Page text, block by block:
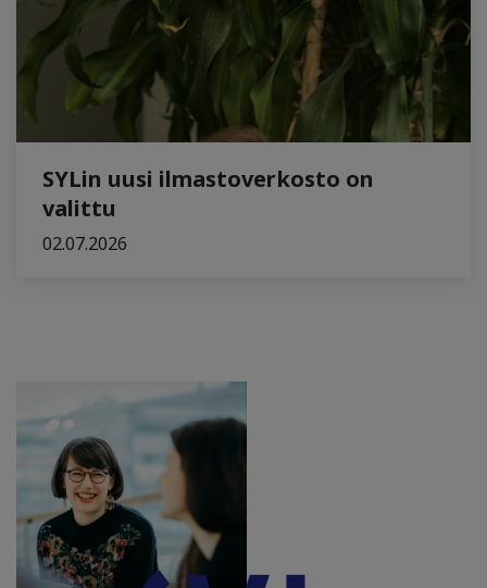
SYLin uusi ilmastoverkosto on
valittu
02.07.2026